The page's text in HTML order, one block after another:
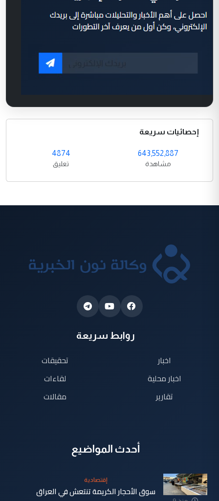
إحصائيات سريعة
643,552,887
مشاهدة
4874
تعليق
روابط سريعة
اخبار
اخبار محلية
تقارير
تحقيقات
لقاءات
مقالات
أحدث المواضيع
إقتصادية
سوق الأحجار الكريمة تنتعش في العراق